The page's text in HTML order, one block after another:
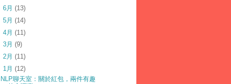
6月 (13)
5月 (14)
4月 (11)
3月 (9)
2月 (11)
1月 (12)
NLP聊天室：關於紅包，兩件有趣